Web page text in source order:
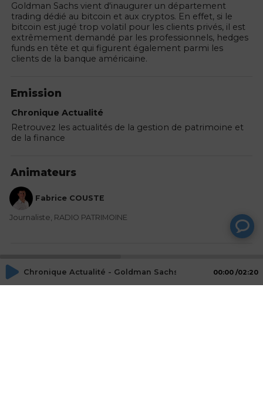
Goldman Sachs vient d'inaugurer un département
trading dédié au bitcoin et aux cryptos. En effet, si le
bitcoin est jugé trop volatil pour les clients privés, il est
extrêmement demandé par les professionnels, hedges
funds en tête et qui figurent également parmi les
clients de la banque américaine.
Emission
Chronique Actualité
Retrouvez les actualités de la gestion de patrimoine et
de la finance
Animateurs
Fabrice COUSTE
Journaliste, RADIO PATRIMOINE
Chronique Actualité - Goldman Sachs se lance sur le
00:00 02:20